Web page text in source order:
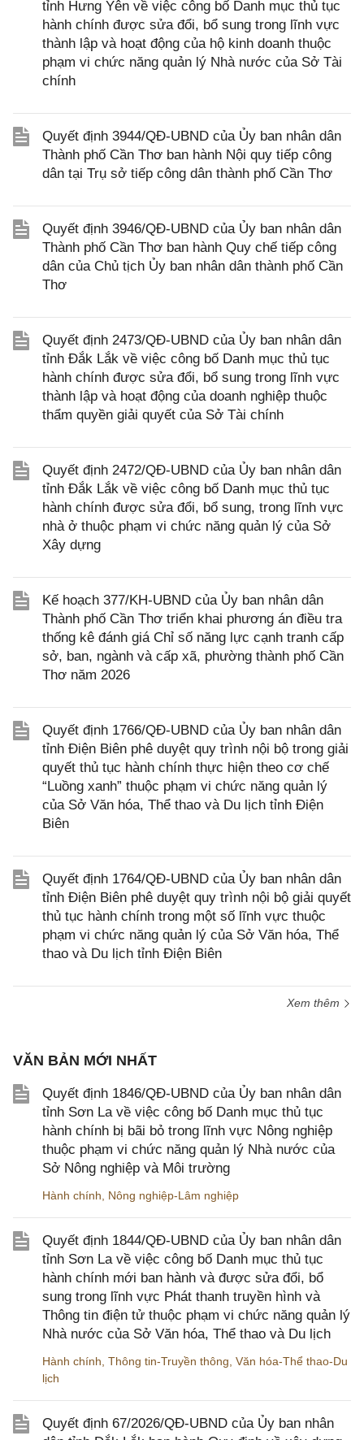
tỉnh Hưng Yên về việc công bố Danh mục thủ tục
hành chính được sửa đổi, bổ sung trong lĩnh vực
thành lập và hoạt động của hộ kinh doanh thuộc
phạm vi chức năng quản lý Nhà nước của Sở Tài
chính
Quyết định 3944/QĐ-UBND của Ủy ban nhân dân
Thành phố Cần Thơ ban hành Nội quy tiếp công
dân tại Trụ sở tiếp công dân thành phố Cần Thơ
Quyết định 3946/QĐ-UBND của Ủy ban nhân dân
Thành phố Cần Thơ ban hành Quy chế tiếp công
dân của Chủ tịch Ủy ban nhân dân thành phố Cần
Thơ
Quyết định 2473/QĐ-UBND của Ủy ban nhân dân
tỉnh Đắk Lắk về việc công bố Danh mục thủ tục
hành chính được sửa đổi, bổ sung trong lĩnh vực
thành lập và hoạt động của doanh nghiệp thuộc
thẩm quyền giải quyết của Sở Tài chính
Quyết định 2472/QĐ-UBND của Ủy ban nhân dân
tỉnh Đắk Lắk về việc công bố Danh mục thủ tục
hành chính được sửa đổi, bổ sung, trong lĩnh vực
nhà ở thuộc phạm vi chức năng quản lý của Sở
Xây dựng
Kế hoạch 377/KH-UBND của Ủy ban nhân dân
Thành phố Cần Thơ triển khai phương án điều tra
thống kê đánh giá Chỉ số năng lực cạnh tranh cấp
sở, ban, ngành và cấp xã, phường thành phố Cần
Thơ năm 2026
Quyết định 1766/QĐ-UBND của Ủy ban nhân dân
tỉnh Điện Biên phê duyệt quy trình nội bộ trong giải
quyết thủ tục hành chính thực hiện theo cơ chế
“Luồng xanh” thuộc phạm vi chức năng quản lý
của Sở Văn hóa, Thể thao và Du lịch tỉnh Điện
Biên
Quyết định 1764/QĐ-UBND của Ủy ban nhân dân
tỉnh Điện Biên phê duyệt quy trình nội bộ giải quyết
thủ tục hành chính trong một số lĩnh vực thuộc
phạm vi chức năng quản lý của Sở Văn hóa, Thể
thao và Du lịch tỉnh Điện Biên
Xem thêm
VĂN BẢN MỚI NHẤT
Quyết định 1846/QĐ-UBND của Ủy ban nhân dân
tỉnh Sơn La về việc công bố Danh mục thủ tục
hành chính bị bãi bỏ trong lĩnh vực Nông nghiệp
thuộc phạm vi chức năng quản lý Nhà nước của
Sở Nông nghiệp và Môi trường
Hành chính Nông nghiệp-Lâm nghiệp
Quyết định 1844/QĐ-UBND của Ủy ban nhân dân
tỉnh Sơn La về việc công bố Danh mục thủ tục
hành chính mới ban hành và được sửa đổi, bổ
sung trong lĩnh vực Phát thanh truyền hình và
Thông tin điện tử thuộc phạm vi chức năng quản lý
Nhà nước của Sở Văn hóa, Thể thao và Du lịch
Hành chính Thông tin-Truyền thông Văn hóa-Thể thao-Du
lịch
Quyết định 67/2026/QĐ-UBND của Ủy ban nhân